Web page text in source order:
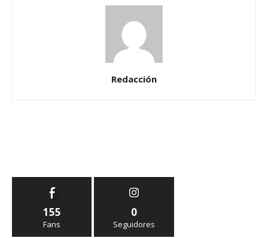
Redacción
155
Fans
0
Seguidores